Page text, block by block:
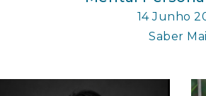
14 Junho
Saber